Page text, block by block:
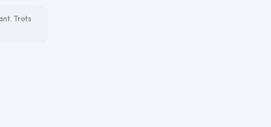
Trots